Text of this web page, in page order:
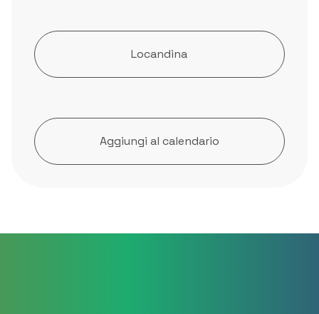
Locandina
Aggiungi al calendario